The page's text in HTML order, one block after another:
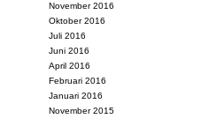
November 2016
Oktober 2016
Juli 2016
Juni 2016
April 2016
Februari 2016
Januari 2016
November 2015